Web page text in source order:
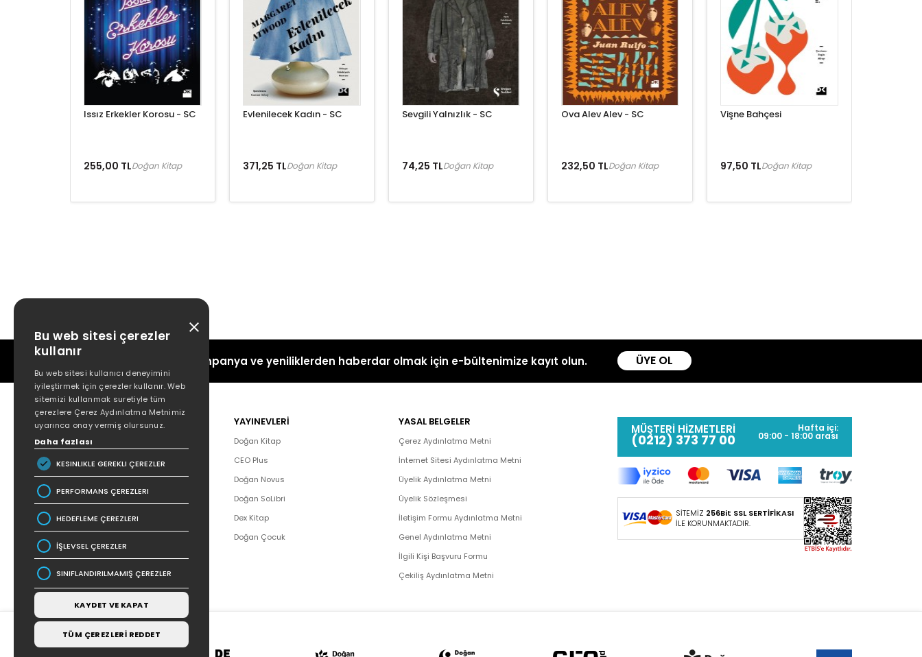
Issız Erkekler Korosu - SC
255,00 TLDoğan Kitap
Evlenilecek Kadın - SC
371,25 TLDoğan Kitap
Sevgili Yalnızlık - SC
74,25 TLDoğan Kitap
Ova Alev Alev - SC
232,50 TLDoğan Kitap
Vişne Bahçesi
97,50 TLDoğan Kitap
Kampanya ve yeniliklerden haberdar olmak için e-bültenimize kayıt olun. ÜYE OL
POPÜLER
Hakkımızda
Yazar Listesi
İletişim
Bizden Haberler
YAYINEVLERİ
Doğan Kitap
CEO Plus
Doğan Novus
Doğan SoLibri
Dex Kitap
Doğan Çocuk
YASAL BELGELER
Çerez Aydınlatma Metni
İnternet Sitesi Aydınlatma Metni
Üyelik Aydınlatma Metni
Üyelik Sözleşmesi
İletişim Formu Aydınlatma Metni
Genel Aydınlatma Metni
İlgili Kişi Başvuru Formu
Çekiliş Aydınlatma Metni
MÜŞTERİ HİZMETLERİ
(0212) 373 77 00
Hafta içi:
09:00 - 18:00 arası
SİTEMİZ 256Bit SSL SERTİFİKASI
İLE KORUNMAKTADIR.
Bu web sitesi çerezler
kullanır
Bu web sitesi kullanıcı deneyimini
iyileştirmek için çerezler kullanır. Web
sitemizi kullanmak suretiyle tüm
çerezlere Çerez Aydınlatma Metnimiz
uyarınca onay vermiş olursunuz.
Daha fazlası
KESINLIKLE GEREKLI ÇEREZLER
PERFORMANS ÇEREZLERI
HEDEFLEME ÇEREZLERI
İŞLEVSEL ÇEREZLER
SINIFLANDIRILMAMIŞ ÇEREZLER
KAYDET VE KAPAT
TÜM ÇEREZLERİ REDDET